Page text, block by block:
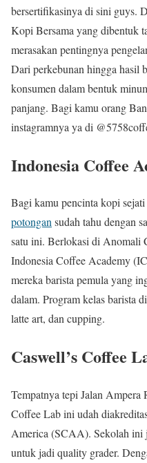
bersertifikasinya di sini guys.
Kopi Bersama yang dibentuk
merasakan pentingnya
Dari perkebunan hingga hasil
konsumen dalam bentuk
panjang. Bagi kamu orang
instagramnya ya di
Indonesia Coffee
Bagi kamu pencinta kopi sejati
potongansudah tahu dengan
satu ini. Berlokasi di Anomali
Indonesia Coffee Academy
mereka barista pemula yang
dalam. Program kelas barista
latte art, dan cupping.
Caswell’s Coffee
Tempatnya tepi Jalan Ampera
Coffee Lab ini udah
America (SCAA). Sekolah ini
untuk jadi quality grader.